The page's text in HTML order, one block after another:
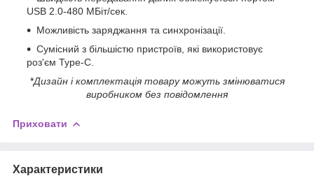
USB 2.0-480 МБіт/сек.
Можливість заряджання та синхронізації.
Сумісний з більшістю пристроїв, які використовує
роз'єм Type-C.
*Дизайн і комплектація товару можуть змінюватися
виробником без повідомлення
Приховати
Характеристики